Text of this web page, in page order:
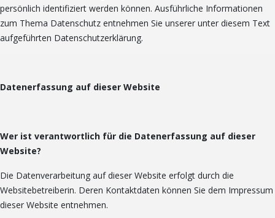
persönlich identifiziert werden können. Ausführliche Informationen
zum Thema Datenschutz entnehmen Sie unserer unter diesem Text
aufgeführten Datenschutzerklärung.
Datenerfassung auf dieser Website
Wer ist verantwortlich für die Datenerfassung auf dieser
Website?
Die Datenverarbeitung auf dieser Website erfolgt durch die
Websitebetreiberin. Deren Kontaktdaten können Sie dem Impressum
dieser Website entnehmen.